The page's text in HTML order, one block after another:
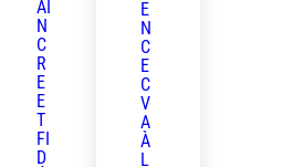
AI
N
C
R
E
E
T
FI
D
E
N
C
E
C
V
A
À
L